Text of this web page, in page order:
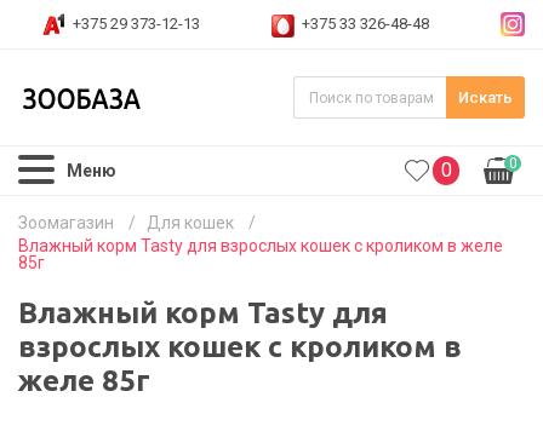
+375 29 373-12-13 +375 33 326-48-48
Искать
Меню 0 0
Зоомагазин / Для кошек
/
Влажный корм Tasty для взрослых кошек с кроликом в желе
85г
Влажный корм Tasty для
взрослых кошек с кроликом в
желе 85г